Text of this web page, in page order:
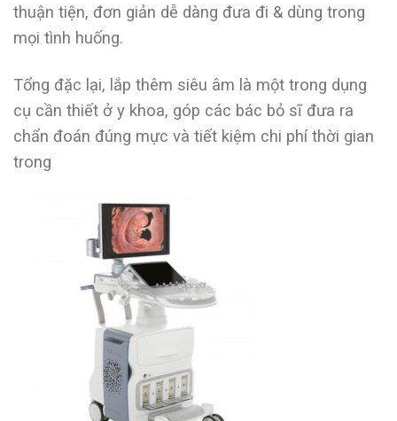
thuận tiện, đơn giản dễ dàng đưa đi & dùng trong
mọi tình huống.
Tổng đặc lại, lắp thêm siêu âm là một trong dụng
cụ cần thiết ở y khoa, góp các bác bỏ sĩ đưa ra
chẩn đoán đúng mực và tiết kiệm chi phí thời gian
trong